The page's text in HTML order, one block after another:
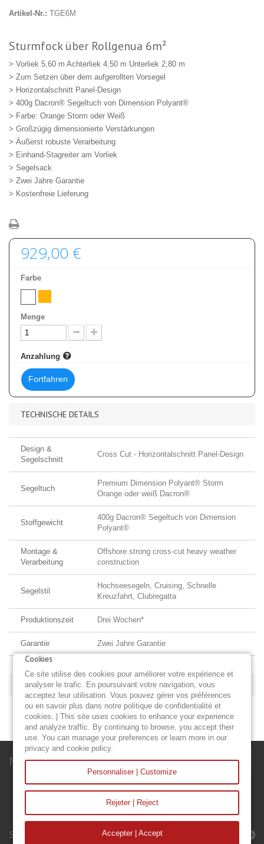
Artikel-Nr.: TGE6M
Sturmfock über Rollgenua 6m²
> Vorliek 5,60 m Achterliek 4,50 m Unterliek 2,80 m
> Zum Setzen über dem aufgerollten Vorsegel
> Horizontalschnitt Panel-Design
> 400g Dacron® Segeltuch von Dimension Polyant®
> Farbe: Orange Storm oder Weiß
> Großzügig dimensionierte Verstärkungen
> Äußerst robuste Verarbeitung
> Einhand-Stagreiter am Vorliek
> Segelsack
> Zwei Jahre Garantie
> Kostenfreie Lieferung
929,00 €
Farbe
Menge
Anzahlung
Fortfahren
TECHNISCHE DETAILS
Design &
Segelschnitt
Cross Cut - Horizontalschnitt Panel-Design
Segeltuch
Premium Dimension Polyant® Storm
Orange oder weiß Dacron®
Stoffgewicht
400g Dacron® Segeltuch von Dimension
Polyant®
Montage &
Verarbeitung
Offshore strong cross-cut heavy weather
construction
Segelstil
Hochseesegeln, Cruising, Schnelle
Kreuzfahrt, Clubregatta
Produktionszeit Drei Wochen*
Garantie Zwei Jahre Garantie
MEHR INFOS
STURMFOCK ÜBER ROLLSEGEL
Newsletter
Segel & Accessoires
Cookies
Ce site utilise des cookies pour améliorer votre expérience et
analyser le trafic. En poursuivant votre navigation, vous
acceptez leur utilisation. Vous pouvez gérer vos préférences
ou en savoir plus dans notre politique de confidentialité et
cookies. | This site uses cookies to enhance your experience
and analyze traffic. By continuing to browse, you accept their
use. You can manage your preferences or learn more in our
privacy and cookie policy.
Personnaliser | Customize
Rejeter | Reject
Accepter | Accept